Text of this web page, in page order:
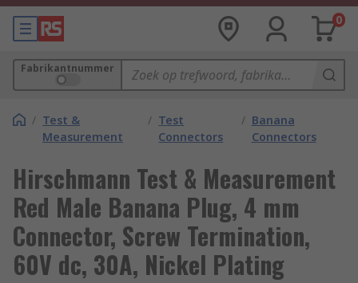
0
Fabrikantnummer
/ Test &
Measurement
/ Test
Connectors
/ Banana
Connectors
Hirschmann Test & Measurement
Red Male Banana Plug, 4 mm
Connector, Screw Termination,
60V dc, 30A, Nickel Plating